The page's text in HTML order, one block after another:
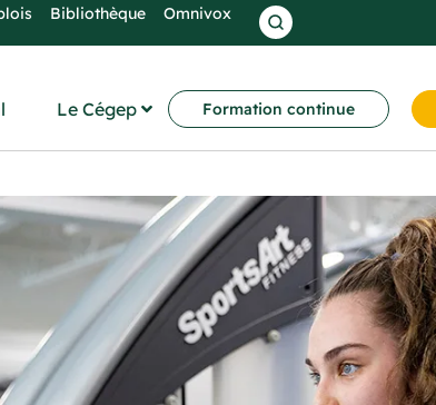
Bibliothèque Omnivox
Le Cégep Formation continue